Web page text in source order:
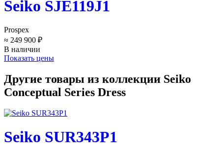
Seiko SJE119J1
Prospex
≈ 249 900 ₽
В наличии
Показать цены
Другие товары из коллекции Seiko
Conceptual Series Dress
Seiko SUR343P1